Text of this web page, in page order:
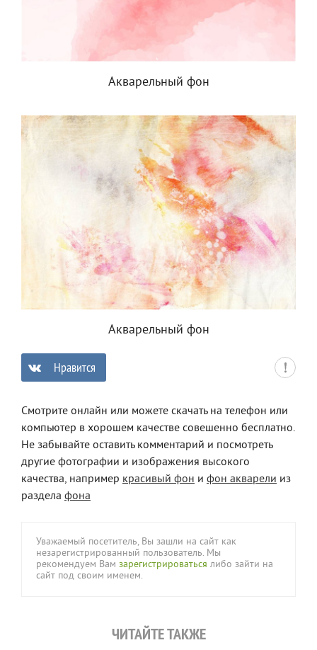
Акварельный фон
Акварельный фон
Нравится
Смотрите онлайн или можете скачать на телефон или
компьютер в хорошем качестве совешенно бесплатно.
Не забывайте оставить комментарий и посмотреть
другие фотографии и изображения высокого
качества, например красивый фон и фон акварели из
раздела фона
Уважаемый посетитель, Вы зашли на сайт как
незарегистрированный пользователь. Мы
рекомендуем Вам зарегистрироваться либо зайти на
сайт под своим именем.
ЧИТАЙТЕ ТАКЖЕ